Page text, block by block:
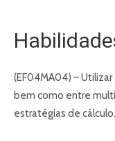
(EF04MA04) –
bem como entre
estratégias de cálculo.